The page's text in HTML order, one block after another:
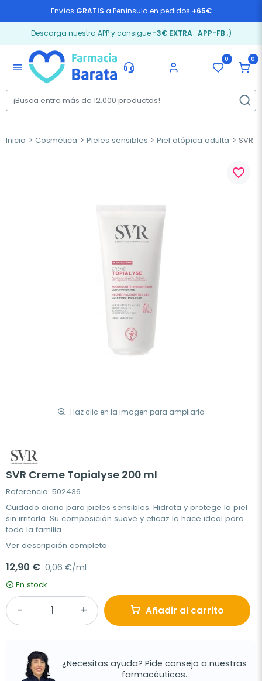
Envíos GRATIS a Península en pedidos +65€
Descarga nuestra APP y consigue -3€ EXTRA: APP-FB ;)
menu
0 0
Inicio Cosmética Pieles sensibles Piel atópica adulta SVR
Haz clic en la imagen para ampliarla
favorite_border
SVR Creme Topialyse 200 ml
Referencia: 502436
Cuidado diario para pieles sensibles. Hidrata y protege la piel
sin irritarla. Su composición suave y eficaz la hace ideal para
toda la familia.
Ver descripción completa
12,90 € 0,06 €/ml
En stock
Añadir al carrito
¿Necesitas ayuda? Pide consejo a nuestras
farmacéuticas.